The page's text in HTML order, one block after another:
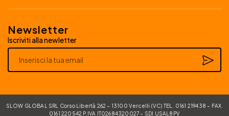
Newsletter
Iscriviti alla newletter
SLOW GLOBAL SRL Corso Libertà 262 – 13100 Vercelli (VC) TEL. 0161 219438 – FAX.
0161 220542 P.IVA IT02684320027 – SDI USAL8PV